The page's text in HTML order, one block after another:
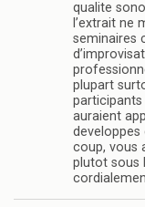
qualite
l’extrait ne
seminaires
plupart
participants
auraient
developpes
coup, vous
plutot sous